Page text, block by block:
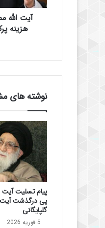
ص
م
:
د
ر
آ
م
د
ه
ا
ی
ا
ر
ز
آیت الله
هزینه
نوشته های
پیام تسلیت آیت
پی درگذشت آیت
گلپایگانی
5 فوریه 2026